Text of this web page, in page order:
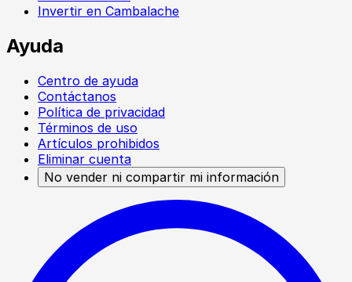
Invertir en Cambalache
Ayuda
Centro de ayuda
Contáctanos
Política de privacidad
Términos de uso
Artículos prohibidos
Eliminar cuenta
No vender ni compartir mi información